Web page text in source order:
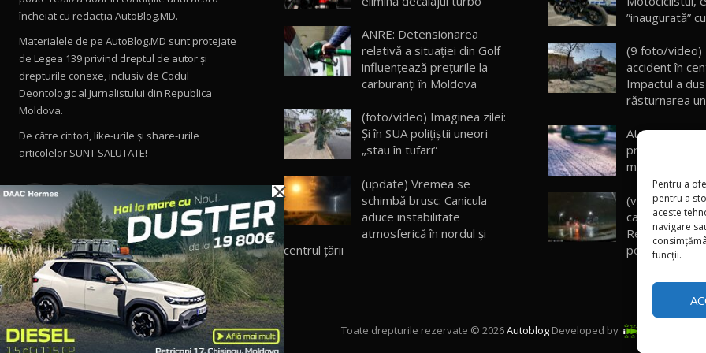
Pentru a
pentru a
aceste
navigare
funcții.
încheiat cu redacţia AutoBlog.MD.
Materialele de pe AutoBlog.MD sunt protejate
de Legea 139 privind dreptul de autor și
drepturile conexe, inclusiv de Codul
Deontologic al Jurnalistului din Republica
Moldova.
De către cititori, like-urile şi share-urile
articolelor SUNT SALUTATE!
ANRE: Detensionarea
relativă a situației din Golf
influențează prețurile la
carburanți în Moldova
(foto/video) Imaginea zilei:
Și în SUA polițiștii uneori
„stau în tufari”
(update) Vremea se
schimbă brusc: Canicula
aduce instabilitate
atmosferică în nordul și
centrul țării
”inaugurată”
(9 foto/video)
accident în
Impactul a
răsturnarea
Atenţie!
prelungit
meteo lansată
(video)
capitală în
Revelion!
poliţie
Toate drepturile rezervate © 2026Autoblog Developed by
×